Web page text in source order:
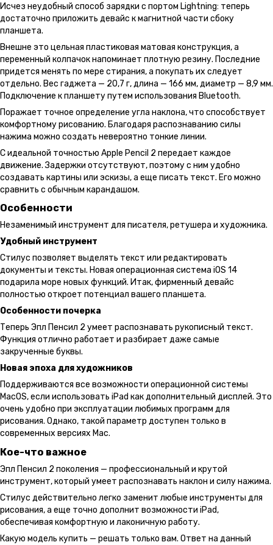
Исчез неудобный способ зарядки с портом Lightning: теперь
достаточно приложить девайс к магнитной части сбоку
планшета.
Внешне это цельная пластиковая матовая конструкция, а
переменный колпачок напоминает плотную резину. Последние
придется менять по мере стирания, а покупать их следует
отдельно. Вес гаджета — 20,7 г, длина — 166 мм, диаметр — 8,9 мм.
Подключение к планшету путем использования Bluetooth.
Поражает точное определение угла наклона, что способствует
комфортному рисованию. Благодаря распознаванию силы
нажима можно создать невероятно тонкие линии.
С идеальной точностью Apple Pencil 2 передает каждое
движение. Задержки отсутствуют, поэтому с ним удобно
создавать картины или эскизы, а еще писать текст. Его можно
сравнить с обычным карандашом.
Особенности
Незаменимый инструмент для писателя, ретушера и художника.
Удобный инструмент
Стилус позволяет выделять текст или редактировать
документы и тексты. Новая операционная система iOS 14
подарила море новых функций. Итак, фирменный девайс
полностью откроет потенциал вашего планшета.
Особенности почерка
Теперь Эпл Пенсил 2 умеет распознавать рукописный текст.
Функция отлично работает и разбирает даже самые
закрученные буквы.
Новая эпоха для художников
Поддерживаются все возможности операционной системы
MacOS, если использовать iPad как дополнительный дисплей. Это
очень удобно при эксплуатации любимых программ для
рисования. Однако, такой параметр доступен только в
современных версиях Mac.
Кое-что важное
Эпл Пенсил 2 поколения — профессиональный и крутой
инструмент, который умеет распознавать наклон и силу нажима.
Стилус действительно легко заменит любые инструменты для
рисования, а еще точно дополнит возможности iPad,
обеспечивая комфортную и лаконичную работу.
Какую модель купить — решать только вам. Ответ на данный